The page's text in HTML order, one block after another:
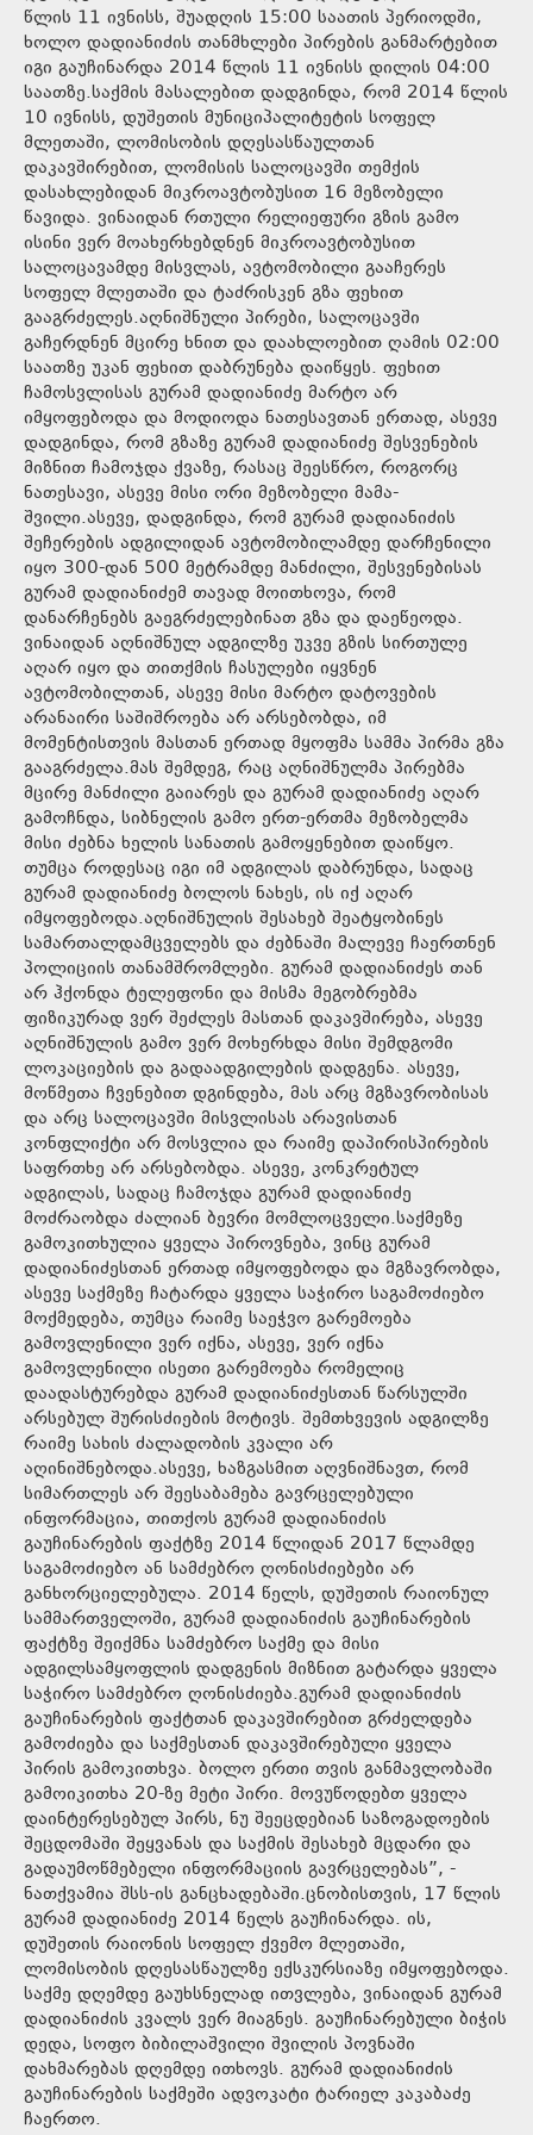
წლის 11 ივნისს, შუადღის 15:00 საათის პერიოდში,
ხოლო დადიანიძის თანმხლები პირების განმარტებით
იგი გაუჩინარდა 2014 წლის 11 ივნისს დილის 04:00
საათზე.საქმის მასალებით დადგინდა, რომ 2014 წლის
10 ივნისს, დუშეთის მუნიციპალიტეტის სოფელ
მლეთაში, ლომისობის დღესასწაულთან
დაკავშირებით, ლომისის სალოცავში თემქის
დასახლებიდან მიკროავტობუსით 16 მეზობელი
წავიდა. ვინაიდან რთული რელიეფური გზის გამო
ისინი ვერ მოახერხებდნენ მიკროავტობუსით
სალოცავამდე მისვლას, ავტომობილი გააჩერეს
სოფელ მლეთაში და ტაძრისკენ გზა ფეხით
გააგრძელეს.აღნიშნული პირები, სალოცავში
გაჩერდნენ მცირე ხნით და დაახლოებით ღამის 02:00
საათზე უკან ფეხით დაბრუნება დაიწყეს. ფეხით
ჩამოსვლისას გურამ დადიანიძე მარტო არ
იმყოფებოდა და მოდიოდა ნათესავთან ერთად, ასევე
დადგინდა, რომ გზაზე გურამ დადიანიძე შესვენების
მიზნით ჩამოჯდა ქვაზე, რასაც შეესწრო, როგორც
ნათესავი, ასევე მისი ორი მეზობელი მამა-
შვილი.ასევე, დადგინდა, რომ გურამ დადიანიძის
შეჩერების ადგილიდან ავტომობილამდე დარჩენილი
იყო 300-დან 500 მეტრამდე მანძილი, შესვენებისას
გურამ დადიანიძემ თავად მოითხოვა, რომ
დანარჩენებს გაეგრძელებინათ გზა და დაეწეოდა.
ვინაიდან აღნიშნულ ადგილზე უკვე გზის სირთულე
აღარ იყო და თითქმის ჩასულები იყვნენ
ავტომობილთან, ასევე მისი მარტო დატოვების
არანაირი საშიშროება არ არსებობდა, იმ
მომენტისთვის მასთან ერთად მყოფმა სამმა პირმა გზა
გააგრძელა.მას შემდეგ, რაც აღნიშნულმა პირებმა
მცირე მანძილი გაიარეს და გურამ დადიანიძე აღარ
გამოჩნდა, სიბნელის გამო ერთ-ერთმა მეზობელმა
მისი ძებნა ხელის სანათის გამოყენებით დაიწყო.
თუმცა როდესაც იგი იმ ადგილას დაბრუნდა, სადაც
გურამ დადიანიძე ბოლოს ნახეს, ის იქ აღარ
იმყოფებოდა.აღნიშნულის შესახებ შეატყობინეს
სამართალდამცველებს და ძებნაში მალევე ჩაერთნენ
პოლიციის თანამშრომლები. გურამ დადიანიძეს თან
არ ჰქონდა ტელეფონი და მისმა მეგობრებმა
ფიზიკურად ვერ შეძლეს მასთან დაკავშირება, ასევე
აღნიშნულის გამო ვერ მოხერხდა მისი შემდგომი
ლოკაციების და გადაადგილების დადგენა. ასევე,
მოწმეთა ჩვენებით დგინდება, მას არც მგზავრობისას
და არც სალოცავში მისვლისას არავისთან
კონფლიქტი არ მოსვლია და რაიმე დაპირისპირების
საფრთხე არ არსებობდა. ასევე, კონკრეტულ
ადგილას, სადაც ჩამოჯდა გურამ დადიანიძე
მოძრაობდა ძალიან ბევრი მომლოცველი.საქმეზე
გამოკითხულია ყველა პიროვნება, ვინც გურამ
დადიანიძესთან ერთად იმყოფებოდა და მგზავრობდა,
ასევე საქმეზე ჩატარდა ყველა საჭირო საგამოძიებო
მოქმედება, თუმცა რაიმე საეჭვო გარემოება
გამოვლენილი ვერ იქნა, ასევე, ვერ იქნა
გამოვლენილი ისეთი გარემოება რომელიც
დაადასტურებდა გურამ დადიანიძესთან წარსულში
არსებულ შურისძიების მოტივს. შემთხვევის ადგილზე
რაიმე სახის ძალადობის კვალი არ
აღინიშნებოდა.ასევე, ხაზგასმით აღვნიშნავთ, რომ
სიმართლეს არ შეესაბამება გავრცელებული
ინფორმაცია, თითქოს გურამ დადიანიძის
გაუჩინარების ფაქტზე 2014 წლიდან 2017 წლამდე
საგამოძიებო ან სამძებრო ღონისძიებები არ
განხორციელებულა. 2014 წელს, დუშეთის რაიონულ
სამმართველოში, გურამ დადიანიძის გაუჩინარების
ფაქტზე შეიქმნა სამძებრო საქმე და მისი
ადგილსამყოფლის დადგენის მიზნით გატარდა ყველა
საჭირო სამძებრო ღონისძიება.გურამ დადიანიძის
გაუჩინარების ფაქტთან დაკავშირებით გრძელდება
გამოძიება და საქმესთან დაკავშირებული ყველა
პირის გამოკითხვა. ბოლო ერთი თვის განმავლობაში
გამოიკითხა 20-ზე მეტი პირი. მოვუწოდებთ ყველა
დაინტერესებულ პირს, ნუ შეეცდებიან საზოგადოების
შეცდომაში შეყვანას და საქმის შესახებ მცდარი და
გადაუმოწმებელი ინფორმაციის გავრცელებას”, -
ნათქვამია შსს-ის განცხადებაში.ცნობისთვის, 17 წლის
გურამ დადიანიძე 2014 წელს გაუჩინარდა. ის,
დუშეთის რაიონის სოფელ ქვემო მლეთაში,
ლომისობის დღესასწაულზე ექსკურსიაზე იმყოფებოდა.
საქმე დღემდე გაუხსნელად ითვლება, ვინაიდან გურამ
დადიანიძის კვალს ვერ მიაგნეს. გაუჩინარებული ბიჭის
დედა, სოფო ბიბილაშვილი შვილის პოვნაში
დახმარებას დღემდე ითხოვს. გურამ დადიანიძის
გაუჩინარების საქმეში ადვოკატი ტარიელ კაკაბაძე
ჩაერთო.